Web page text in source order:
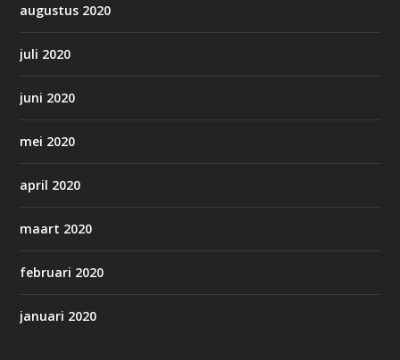
augustus 2020
juli 2020
juni 2020
mei 2020
april 2020
maart 2020
februari 2020
januari 2020